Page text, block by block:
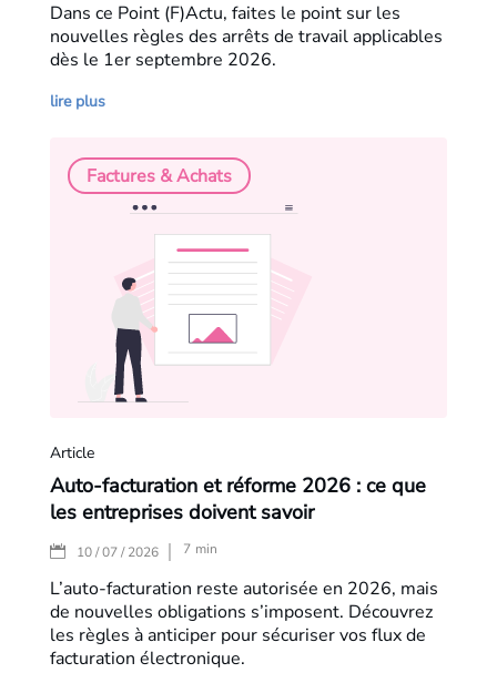
Dans ce Point (F)Actu, faites le point sur les
nouvelles règles des arrêts de travail applicables
dès le 1er septembre 2026.
lire plus
Article
Auto-facturation et réforme 2026 : ce que
les entreprises doivent savoir
10 / 07 / 2026 |
Factures & Achats
7 min
L’auto-facturation reste autorisée en 2026, mais
de nouvelles obligations s’imposent. Découvrez
les règles à anticiper pour sécuriser vos flux de
facturation électronique.